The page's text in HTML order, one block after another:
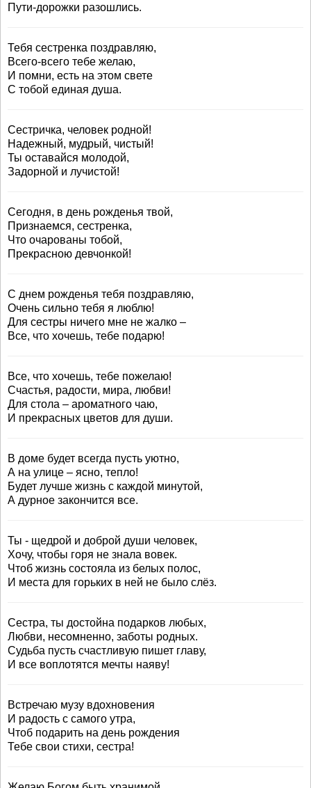
Пути-дорожки разошлись.
Тебя сестренка поздравляю,
Всего-всего тебе желаю,
И помни, есть на этом свете
С тобой единая душа.
Сестричка, человек родной!
Надежный, мудрый, чистый!
Ты оставайся молодой,
Задорной и лучистой!
Сегодня, в день рожденья твой,
Признаемся, сестренка,
Что очарованы тобой,
Прекрасною девчонкой!
С днем рожденья тебя поздравляю,
Очень сильно тебя я люблю!
Для сестры ничего мне не жалко –
Все, что хочешь, тебе подарю!
Все, что хочешь, тебе пожелаю!
Счастья, радости, мира, любви!
Для стола – ароматного чаю,
И прекрасных цветов для души.
В доме будет всегда пусть уютно,
А на улице – ясно, тепло!
Будет лучше жизнь с каждой минутой,
А дурное закончится все.
Ты - щедрой и доброй души человек,
Хочу, чтобы горя не знала вовек.
Чтоб жизнь состояла из белых полос,
И места для горьких в ней не было слёз.
Сестра, ты достойна подарков любых,
Любви, несомненно, заботы родных.
Судьба пусть счастливую пишет главу,
И все воплотятся мечты наяву!
Встречаю музу вдохновения
И радость с самого утра,
Чтоб подарить на день рождения
Тебе свои стихи, сестра!